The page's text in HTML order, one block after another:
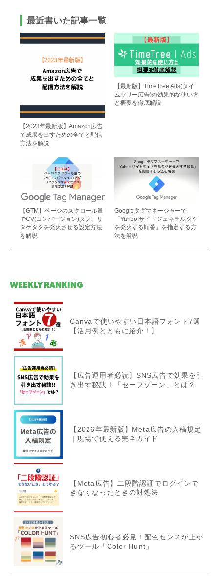
最近書いた記事一覧
【2023年最新版】Amazon広告
で成果を出すための全てと配信
方法を解説
【最新版】TimeTree Ads(タイ
ムツリー広告)の効果的な使い方
と概要を徹底解説
【GTM】ページのスクロール量
でCV(コンバージョン)タグ、リ
タゲタグを発火させる設定方法
を解説
Googleタグマネージャーで
「Yahoo!サイトジェネラルタグ
を発火する順番」を指定する方
法を解説
WEEKLY RANKING
Canvaで使いやすい日本語フォント7選
【活用例とともに紹介！】
【広告運用者必読】SNS広告で効果を引
き出す秘訣！「セーフゾーン」とは？
【2026年最新版】Meta広告の入稿規定
｜現場で使える完全ガイド
【Meta広告】二段階認証でログインで
きなくなったときの対処法
SNS広告初心者必見！配色センスが上が
るツール「Color Hunt」